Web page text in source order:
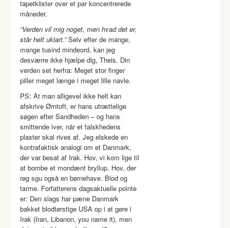
tapetklister over et par koncentrerede
måneder.
“Verden vil mig noget, men hvad det er,
står helt uklart.”Selv efter de mange,
mange tusind mindeord, kan jeg
desværre ikke hjælpe dig, Theis. Din
verden set herfra: Meget stor finger
piller meget længe i meget lille navle.
PS: At man alligevel ikke helt kan
afskrive Ørntoft, er hans utrættelige
søgen efter Sandheden – og hans
smittende iver, når et falskhedens
plaster skal rives af. Jeg elskede en
kontrafaktisk analogi om et Danmark,
der var besat af Irak. Hov, vi kom lige til
at bombe et mondænt bryllup. Hov, der
røg sgu også en børnehave. Blod og
tarme. Forfatterens dagsaktuelle pointe
er: Den slags har pæne Danmark
bakket blodtørstige USA op i at gøre i
Irak (Iran, Libanon, you name it), men